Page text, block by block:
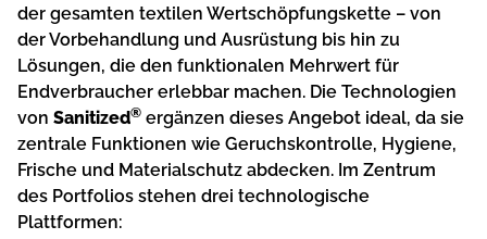
der gesamten textilen Wertschöpfungskette – von
der Vorbehandlung und Ausrüstung bis hin zu
Lösungen, die den funktionalen Mehrwert für
Endverbraucher erlebbar machen. Die Technologien
von Sanitized® ergänzen dieses Angebot ideal, da sie
zentrale Funktionen wie Geruchskontrolle, Hygiene,
Frische und Materialschutz abdecken. Im Zentrum
des Portfolios stehen drei technologische
Plattformen: